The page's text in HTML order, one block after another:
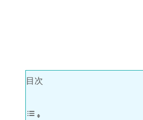
目次